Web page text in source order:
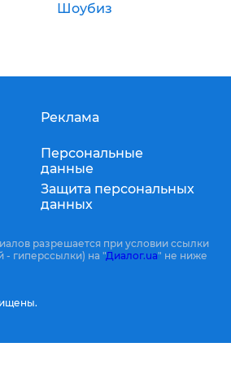
Шоубиз
Реклама
Персональные
данные
Защита персональных
данных
разрешается при условии ссылки
- гиперссылки) на "Диалог.ua" не ниже